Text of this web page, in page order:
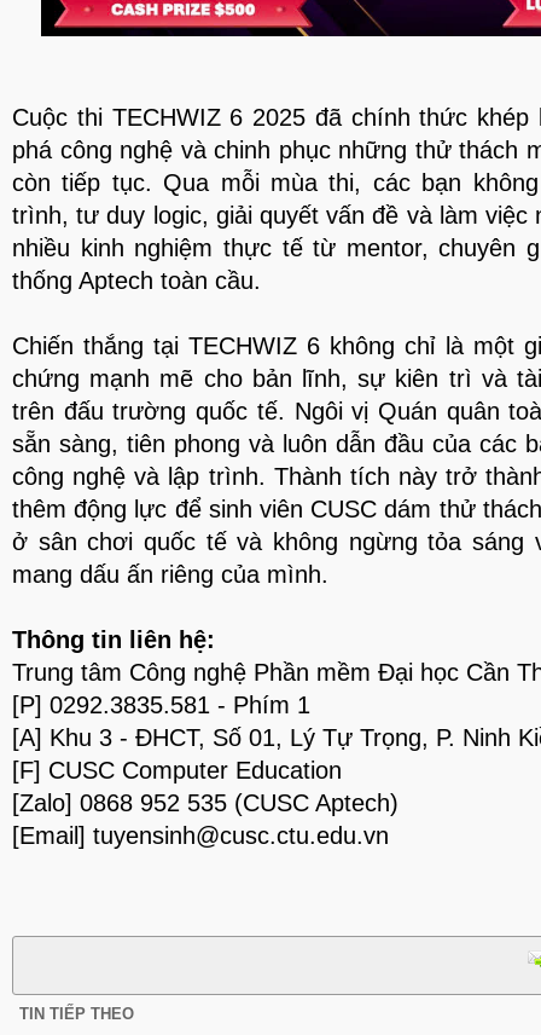
Cuộc thi TECHWIZ 6 2025 đã chính thức
phá công nghệ và chinh phục những thử thách
còn tiếp tục. Qua mỗi mùa thi, các bạn
trình, tư duy logic, giải quyết vấn đề và làm việc
nhiều kinh nghiệm thực tế từ mentor, chuyên
thống Aptech toàn cầu.
Chiến thắng tại TECHWIZ 6 không chỉ là một
chứng mạnh mẽ cho bản lĩnh, sự kiên trì và
trên đấu trường quốc tế. Ngôi vị Quán quân
sẵn sàng, tiên phong và luôn dẫn đầu của các
công nghệ và lập trình. Thành tích này trở
thêm động lực để sinh viên CUSC dám thử
ở sân chơi quốc tế và không ngừng tỏa sáng
mang dấu ấn riêng của mình.
Thông tin liên hệ:
Trung tâm Công nghệ Phần mềm Đại học Cần
[P] 0292.3835.581 - Phím 1
[A] Khu 3 - ĐHCT, Số 01, Lý Tự Trọng, P. Ninh
[F] CUSC Computer Education
[Zalo] 0868 952 535 (CUSC Aptech)
[Email] tuyensinh@cusc.ctu.edu.vn
TIN TIẾP THEO